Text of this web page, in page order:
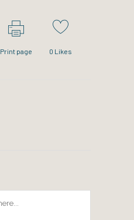
Print page 0 Likes